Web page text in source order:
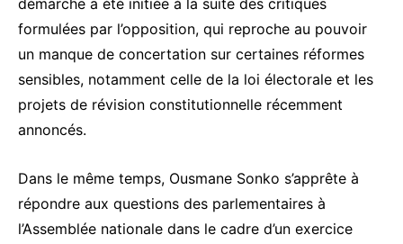
démarche a été initiée à la suite des critiques
formulées par l’opposition, qui reproche au pouvoir
un manque de concertation sur certaines réformes
sensibles, notamment celle de la loi électorale et les
projets de révision constitutionnelle récemment
annoncés.
Dans le même temps, Ousmane Sonko s’apprête à
répondre aux questions des parlementaires à
l’Assemblée nationale dans le cadre d’un exercice